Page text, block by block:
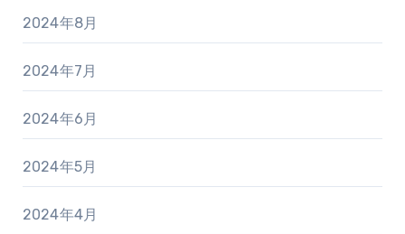
2024年8月
2024年7月
2024年6月
2024年5月
2024年4月